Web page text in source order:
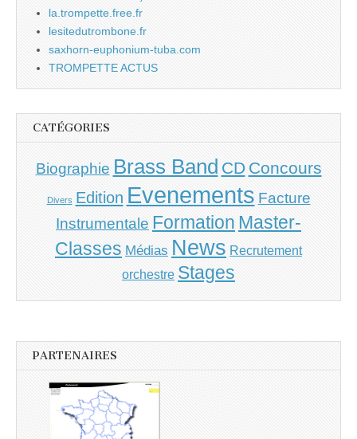
la.trompette.free.fr
lesitedutrombone.fr
saxhorn-euphonium-tuba.com
TROMPETTE ACTUS
CATÉGORIES
Biographie Brass Band CD Concours
Divers Edition Evenements Facture
Instrumentale Formation Master-
Classes Médias News Recrutement
orchestre Stages
PARTENAIRES